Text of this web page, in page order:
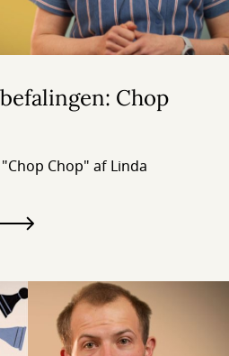
Chop
Chop" af Linda